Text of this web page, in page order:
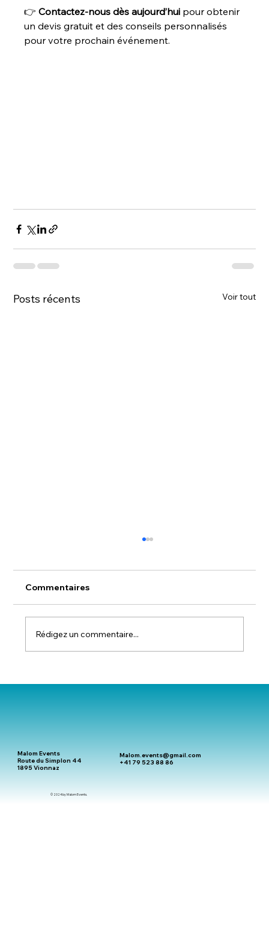
👉 Contactez-nous dès aujourd’hui pour obtenir
un devis gratuit et des conseils personnalisés
pour votre prochain événement.
Posts récents Voir tout
Commentaires
Rédigez un commentaire...
Malom Events
Route du Simplon 44
1895 Vionnaz
© 2024 by Malom Events.
Malom.events@gmail.com
+41 79 523 88 86